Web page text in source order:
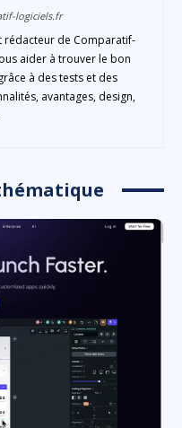
logiciels.fr
rédacteur de Comparatif-
aider à trouver le bon
à des tests et des
avantages, design,